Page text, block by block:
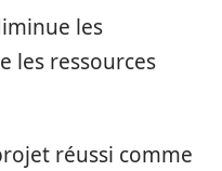
les
les ressources
réussi comme